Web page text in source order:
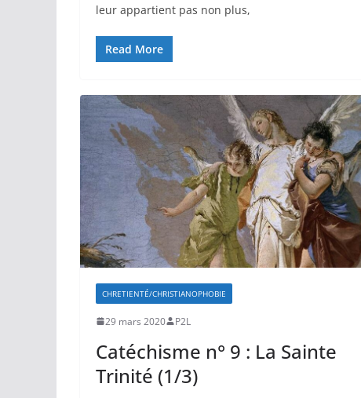
leur appartient pas non plus,
Read More
CHRETIENTÉ/CHRISTIANOPHOBIE
29 mars 2020 P2L
Catéchisme n° 9 : La Sainte
Trinité (1/3)